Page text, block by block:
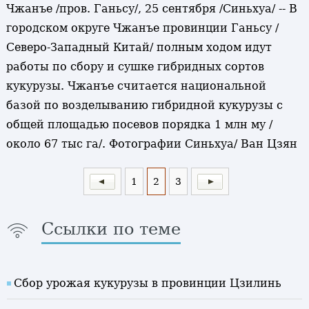
Чжанъе /пров. Ганьсу/, 25 сентября /Синьхуа/ -- В
городском округе Чжанъе провинции Ганьсу /
Северо-Западный Китай/ полным ходом идут
работы по сбору и сушке гибридных сортов
кукурузы. Чжанъе считается национальной
базой по возделыванию гибридной кукурузы с
общей площадью посевов порядка 1 млн му /
около 67 тыс га/. Фотографии Синьхуа/ Ван Цзян
1 2 3
Ссылки по теме
Сбор урожая кукурузы в провинции Цзилинь